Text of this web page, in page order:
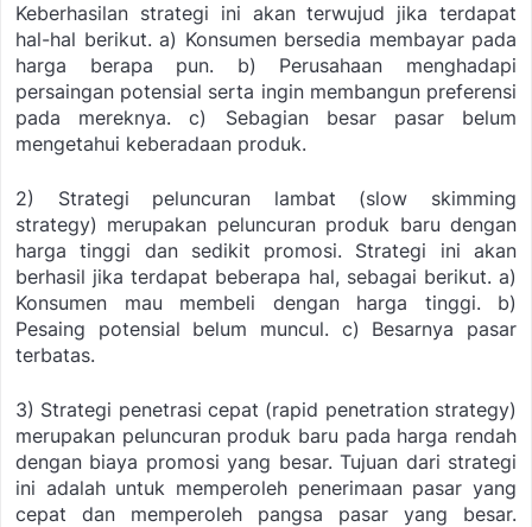
Keberhasilan strategi ini akan terwujud jika terdapat
hal-hal berikut. a) Konsumen bersedia membayar pada
harga berapa pun.
b) Perusahaan menghadapi
persaingan potensial serta ingin membangun preferensi
pada mereknya.
c) Sebagian besar pasar belum
mengetahui keberadaan produk.
2) Strategi peluncuran lambat (slow skimming
strategy) merupakan peluncuran produk baru dengan
harga tinggi dan sedikit promosi. Strategi ini akan
berhasil jika terdapat beberapa hal, sebagai berikut. a)
Konsumen mau membeli dengan harga tinggi.
b)
Pesaing potensial belum muncul. c) Besarnya pasar
terbatas.
3) Strategi penetrasi cepat (rapid penetration strategy)
merupakan peluncuran produk baru pada harga rendah
dengan biaya promosi yang besar. Tujuan dari strategi
ini adalah untuk memperoleh penerimaan pasar yang
cepat dan memperoleh pangsa pasar yang besar.